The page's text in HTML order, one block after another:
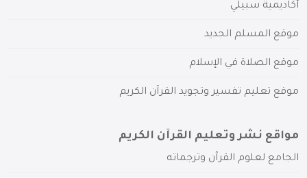
أكاديمية سبيلي
موقع المسلم الجديد
موقع الصلاة في الإسلام
موقع تعليم تفسير وتجويد القرآن الكريم
مواقع نشر وتعليم القرآن الكريم
الجامع لعلوم القرآن وترجماته